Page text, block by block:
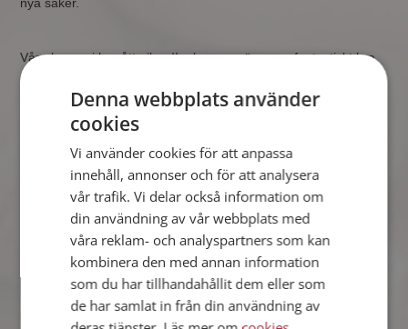
Våra barn- vi har åtta ihop!! – kommer överens fantastiskt bra
och längtar efter varandra nästan lika mycket som vi gör, när vi
inte kan vara tillsammans.
Denna webbplats använder
cookies
Vi använder cookies för att anpassa
innehåll, annonser och för att analysera
vår trafik. Vi delar också information om
din användning av vår webbplats med
våra reklam- och analyspartners som kan
kombinera den med annan information
som du har tillhandahållit dem eller som
de har samlat in från din användning av